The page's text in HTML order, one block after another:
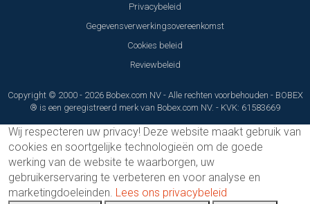
Privacybeleid
Gegevensverwerkingsovereenkomst
Cookies beleid
Reviewbeleid
Copyright © 2000 - 2026 Bobex.com NV - Alle rechten voorbehouden - BOBEX
® is een geregistreerd merk van Bobex.com NV. - KVK: 61583669
Wij respecteren uw privacy! Deze website maakt gebruik van
cookies en soortgelijke technologieën om de goede
werking van de website te waarborgen, uw
gebruikerservaring te verbeteren en voor analyse en
marketingdoeleinden. Lees ons privacybeleid